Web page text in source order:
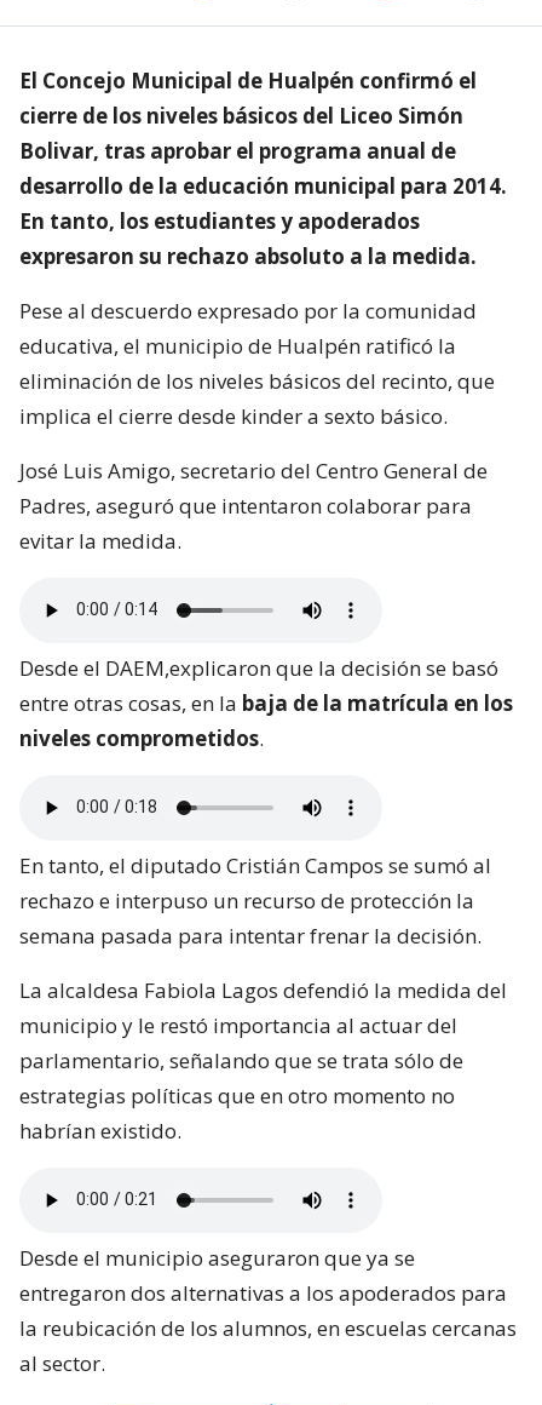
El Concejo Municipal de Hualpén confirmó el
cierre de los niveles básicos del Liceo Simón
Bolivar, tras aprobar el programa anual de
desarrollo de la educación municipal para 2014.
En tanto, los estudiantes y apoderados
expresaron su rechazo absoluto a la medida.
Pese al descuerdo expresado por la comunidad
educativa, el municipio de Hualpén ratificó la
eliminación de los niveles básicos del recinto, que
implica el cierre desde kinder a sexto básico.
José Luis Amigo, secretario del Centro General de
Padres, aseguró que intentaron colaborar para
evitar la medida.
Desde el DAEM,explicaron que la decisión se basó
entre otras cosas, en la baja de la matrícula en los
niveles comprometidos.
En tanto, el diputado Cristián Campos se sumó al
rechazo e interpuso un recurso de protección la
semana pasada para intentar frenar la decisión.
La alcaldesa Fabiola Lagos defendió la medida del
municipio y le restó importancia al actuar del
parlamentario, señalando que se trata sólo de
estrategias políticas que en otro momento no
habrían existido.
Desde el municipio aseguraron que ya se
entregaron dos alternativas a los apoderados para
la reubicación de los alumnos, en escuelas cercanas
al sector.